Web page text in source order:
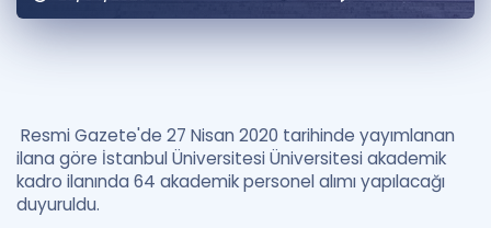
Puan Hesaplama
Kampanyalar
Blog
Resmi Gazete'de 27 Nisan 2020 tarihinde yayımlanan
ilana göre İstanbul Üniversitesi Üniversitesi akademik
kadro ilanında 64 akademik personel alımı yapılacağı
duyuruldu.